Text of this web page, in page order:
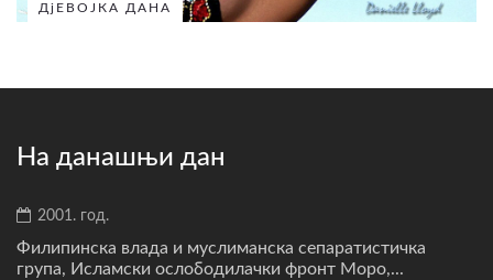
ДјЕВОЈКА ДАНА
На данашњи дан
2001. год.
Филипинска влада и муслиманска сепаратистичка
група, Исламски ослободилачки фронт Моро,...